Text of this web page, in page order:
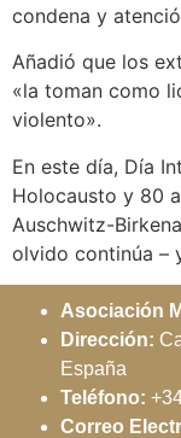
condena y
Añadió que los
«la toman como
violento».
En este día, Día
Holocausto y 80
Auschwitz-
olvido continúa –
Asociación
Dirección:
España
Teléfono:
Correo